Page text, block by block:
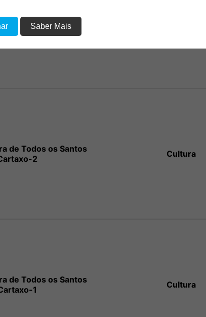
de Todos os Santos
3
de Todos os Santos
2
Cultura
de Todos os Santos
1
Cultura
Saber Mais